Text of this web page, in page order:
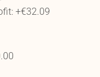
+€32.09